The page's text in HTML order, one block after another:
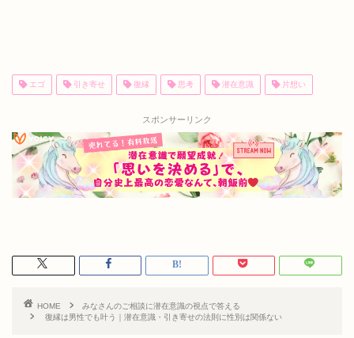
エゴ 引き寄せ 復縁 思考 潜在意識 片想い
スポンサーリンク
HOME
みなさんのご相談に潜在意識の視点で答える
復縁は男性でも叶う｜潜在意識・引き寄せの法則に性別は関係ない